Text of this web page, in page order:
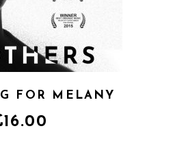
FOR MELANY
16.00